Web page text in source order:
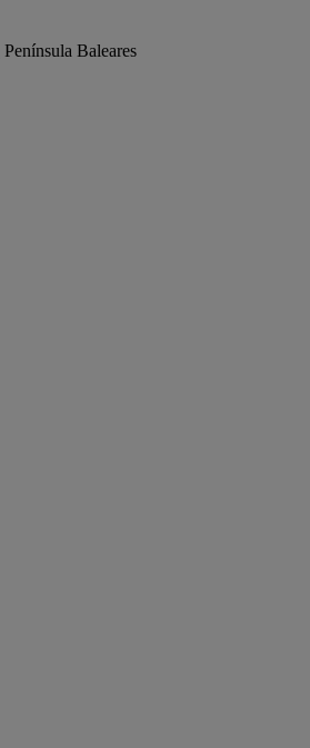
Península Baleares